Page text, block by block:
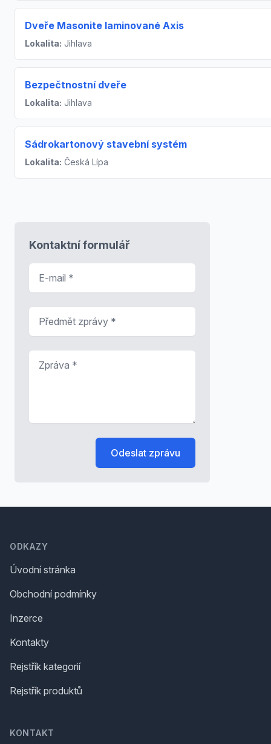
Dveře Masonite laminované Axis
Lokalita: Jihlava
Bezpečtnostní dveře
Lokalita: Jihlava
Sádrokartonový stavební systém
Lokalita: Česká Lípa
Kontaktní formulář
Odeslat zprávu
ODKAZY
Úvodní stránka
Obchodní podmínky
Inzerce
Kontakty
Rejstřík kategorií
Rejstřík produktů
KONTAKT